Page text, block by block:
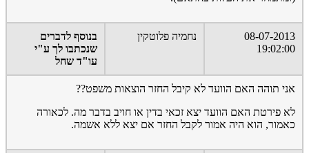
08-07-2013
19:02:00
נחמיה פלוטקין
בנוסף לדברים
שנכתבו לך ע"י
עו"ד שחל
אני תוהה האם הוועד לא קיבל החזר הוצאות משפט??
לא פירטת האם הוועד יצא זכאי בדין או חויב בדבר מה. לכאורה
כאמור, הוא היה אמור לקבל החזר אם יצא ללא אשמה.